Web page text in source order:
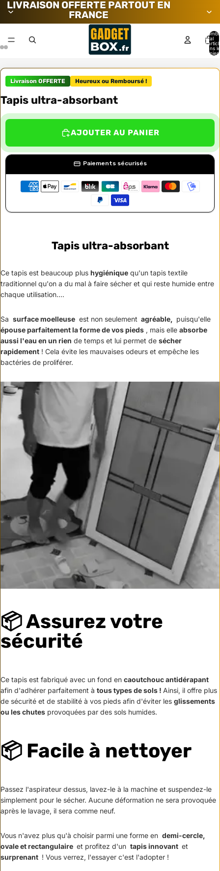
LIVRAISON OFFERTE PARTOUT EN
FRANCE
total
dans le
Livraison OFFERTE Heureux ou Remboursé !
Tapis ultra-absorbant
AJOUTER AU PANIER
Paiements sécurisés
Tapis ultra-absorbant
Ce tapis est beaucoup plus hygiénique qu'un tapis textile
traditionnel qu'on a du mal à faire sécher et qui reste humide entre
chaque utilisation....
Sa surface moelleuse est non seulement agréable, puisqu'elle
épouse parfaitement la forme de vos pieds , mais elle absorbe
aussi l'eau en un rien de temps et lui permet de sécher
rapidement ! Cela évite les mauvaises odeurs et empêche les
bactéries de proliférer.
📦 Assurez votre
sécurité
Ce tapis est fabriqué avec un fond en caoutchouc antidérapant
afin d'adhérer parfaitement à tous types de sols ! Ainsi, il offre plus
de sécurité et de stabilité à vos pieds afin d'éviter les glissements
ou les chutes provoquées par des sols humides.
📦 Facile à nettoyer
Passez l'aspirateur dessus, lavez-le à la machine et suspendez-le
simplement pour le sécher. Aucune déformation ne sera provoquée
après le lavage, il sera comme neuf.
Vous n'avez plus qu'à choisir parmi une forme en demi-cercle,
ovale et rectangulaire et profitez d'un tapis innovant et
surprenant ! Vous verrez, l'essayer c'est l'adopter !